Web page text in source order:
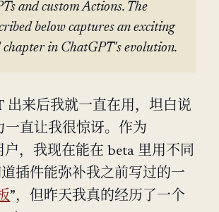
and custom Actions. The
below captures an exciting
in ChatGPT's evolution.
出来后我就一直在用，坦白说
一直让我很惊讶。作为
户，我现在能在 beta 里用不同
插件能弥补我之前写过的一
”，但昨天我真的经历了一个